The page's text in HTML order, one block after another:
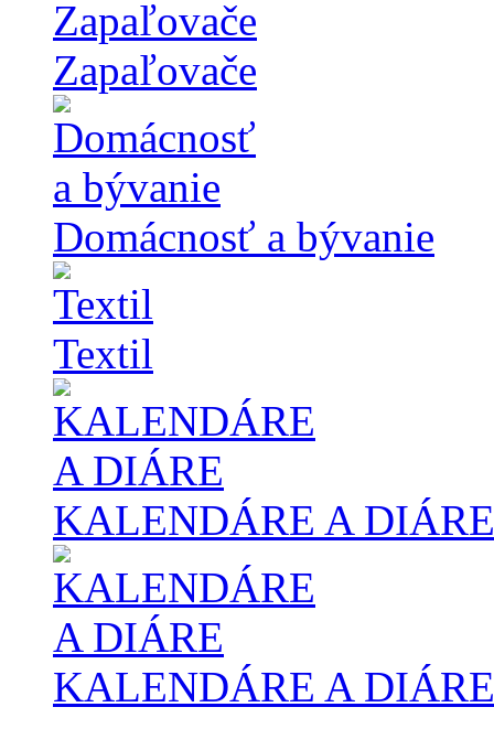
Zapaľovače
Domácnosť a bývanie
Textil
KALENDÁRE A DIÁRE
KALENDÁRE A DIÁRE